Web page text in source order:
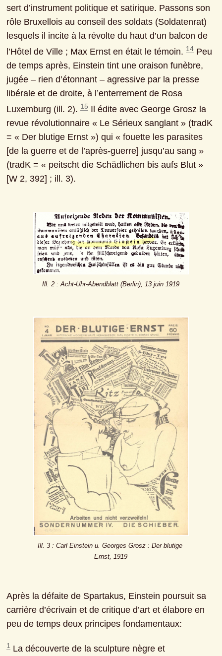
sert d’instrument politique et satirique. Passons son
rôle Bruxellois au conseil des soldats (Soldatenrat)
lesquels il incite à la révolte du haut d’un balcon de
l’Hôtel de Ville ; Max Ernst en était le témoin. 14 Peu
de temps après, Einstein tint une oraison funèbre,
jugée ‒ rien d’étonnant ‒ agressive par la presse
libérale et de droite, à l’enterrement de Rosa
Luxemburg (ill. 2). 15 Il édite avec George Grosz la
revue révolutionnaire « Le Sérieux sanglant » (tradK
= « Der blutige Ernst ») qui « fouette les parasites
[de la guerre et de l’après-guerre] jusqu’au sang »
(tradK = « peitscht die Schädlichen bis aufs Blut »
[W 2, 392] ; ill. 3).
Ill. 2 : Acht-Uhr-Abendblatt (Berlin), 13 juin 1919
Ill. 3 : Carl Einstein u. Georges Grosz : Der blutige
Ernst, 1919
Après la défaite de Spartakus, Einstein poursuit sa
carrière d’écrivain et de critique d’art et élabore en
peu de temps deux principes fondamentaux:
1 La découverte de la sculpture nègre et